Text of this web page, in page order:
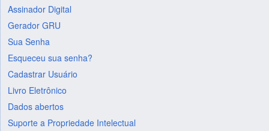
Assinador Digital
Gerador GRU
Sua Senha
Esqueceu sua senha?
Cadastrar Usuário
Livro Eletrônico
Dados abertos
Suporte a Propriedade Intelectual